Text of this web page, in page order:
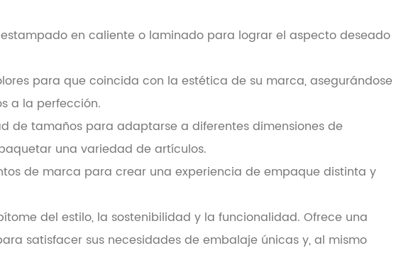
en caliente o laminado para lograr el aspecto deseado
para que coincida con la estética de su marca, asegurándose
a la perfección.
de tamaños para adaptarse a diferentes dimensiones de
una variedad de artículos.
de marca para crear una experiencia de empaque distinta y
del estilo, la sostenibilidad y la funcionalidad. Ofrece una
satisfacer sus necesidades de embalaje únicas y, al mismo